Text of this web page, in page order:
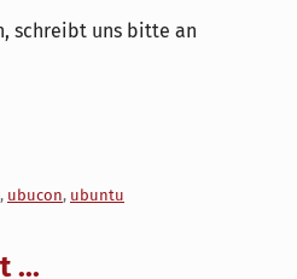
schreibt uns bitte an
, ubucon, ubuntu
...